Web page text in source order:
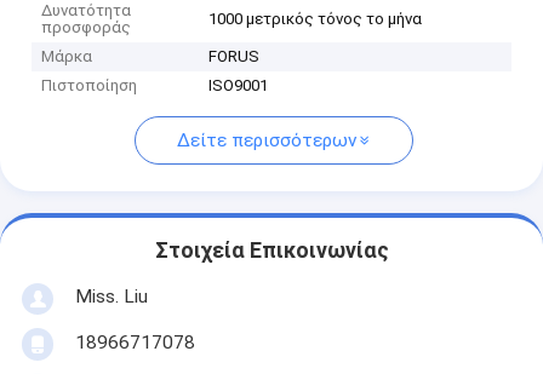
Δυνατότητα
προσφοράς
1000 μετρικός τόνος το μήνα
Μάρκα
FORUS
Πιστοποίηση
ISO9001
Δείτε περισσότερων
Στοιχεία Επικοινωνίας
Miss. Liu
18966717078